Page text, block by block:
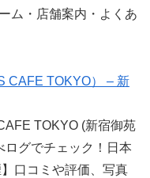
ム・店舗案内・よくあ
CAFE TOKYO） – 新
TOKYO (新宿御苑
ログでチェック！日本
口コミや評価、写真